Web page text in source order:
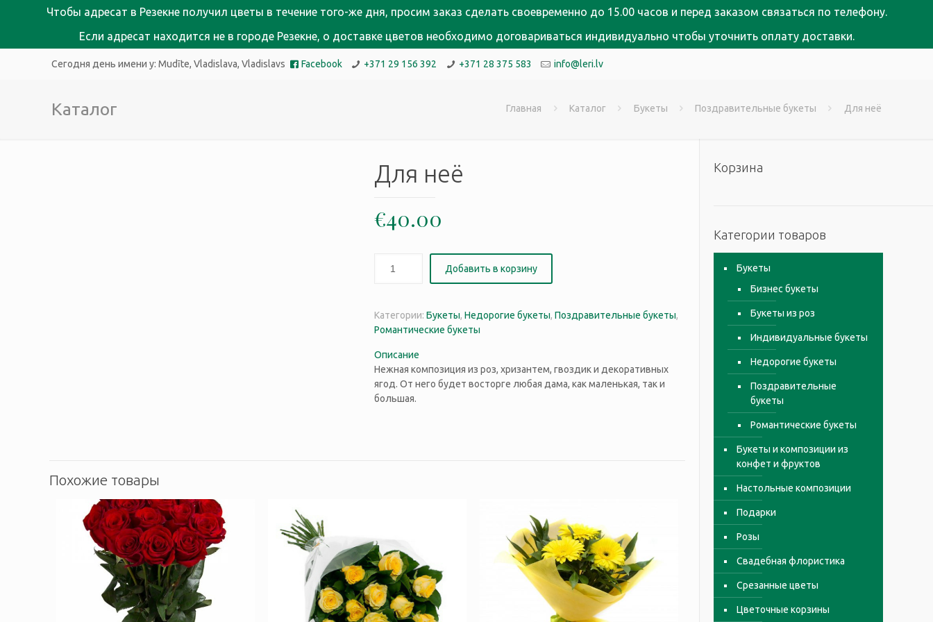
Чтобы адресат в Резекне получил цветы в течение того-же дня, просим заказ сделать своевременно до 15.00 часов и перед заказом связаться по телефону.
Если адресат находится не в городе Резекне, о доставке цветов необходимо договариваться индивидуально чтобы уточнить оплату доставки.
Сегодня день имени у:Mudīte, Vladislava, Vladislavs Facebook +371 29 156 392 +371 28 375 583 info@leri.lv
Каталог Главная Каталог Букеты Поздравительные букеты Для неё
Для неё
€40.00
Добавить в корзину
Категории: Букеты, Недорогие букеты, Поздравительные букеты,
Романтические букеты
Описание
Нежная композиция из роз, хризантем, гвоздик и декоративных
ягод. От него будет восторге любая дама, как маленькая, так и
большая.
Похожие товары
Корзина
Категории товаров
Букеты
Бизнес букеты
Букеты из роз
Индивидуальные букеты
Недорогие букеты
Поздравительные
букеты
Романтические букеты
Букеты и композиции из
конфет и фруктов
Настольные композиции
Подарки
Розы
Свадебная флористика
Срезанные цветы
Цветочные корзины